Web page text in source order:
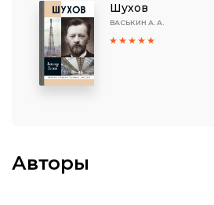
Шухов
ВАСЬКИН А. А.
Авторы